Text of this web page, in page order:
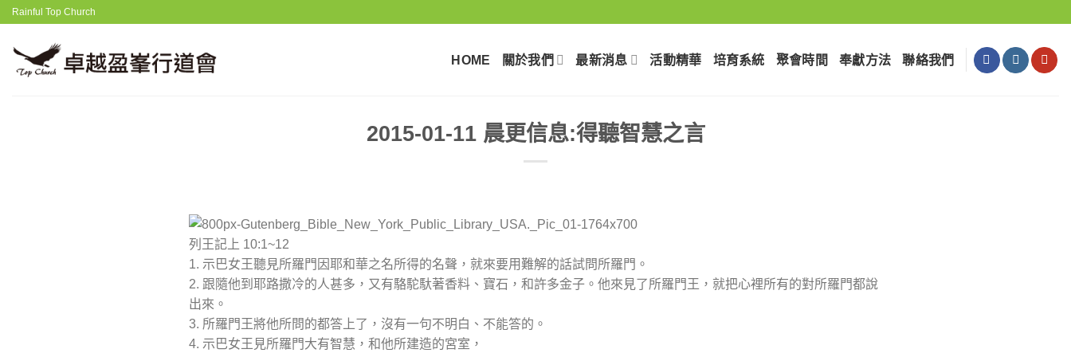
Skip
content
Rainful Top Church
HOME 關於我們 最新消息 活動精華 培育系統 聚會時間 奉獻⽅法 聯絡我們
2015-01-11 晨更信息:得聽智慧之言
列王記上 10:1~12
1. 示巴女王聽見所羅門因耶和華之名所得的名聲，就來要用難解的話試問所羅門。
2. 跟隨他到耶路撒冷的人甚多，又有駱駝馱著香料、寶石，和許多金子。他來見了所羅門王，就把心裡所有的對所羅門都說
出來。
3. 所羅門王將他所問的都答上了，沒有一句不明白、不能答的。
4. 示巴女王見所羅門大有智慧，和他所建造的宮室，